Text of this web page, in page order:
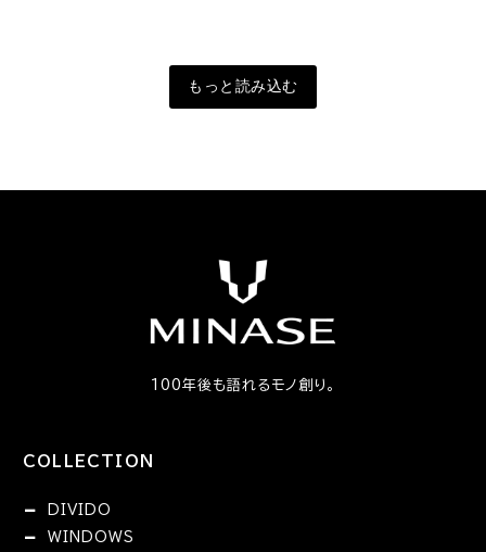
もっと読み込む
100年後も語れるモノ創り。
COLLECTION
DIVIDO
WINDOWS